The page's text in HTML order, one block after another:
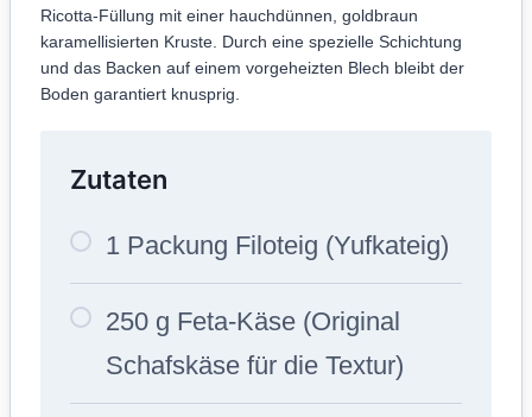
Ricotta-Füllung mit einer hauchdünnen, goldbraun
karamellisierten Kruste. Durch eine spezielle Schichtung
und das Backen auf einem vorgeheizten Blech bleibt der
Boden garantiert knusprig.
Zutaten
1 Packung Filoteig (Yufkateig)
250 g Feta-Käse (Original
Schafskäse für die Textur)